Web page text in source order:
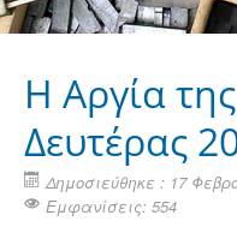
Η Aργία
Δευτέρας
Δημοσιεύθηκε : 17
Εμφανίσεις: 554